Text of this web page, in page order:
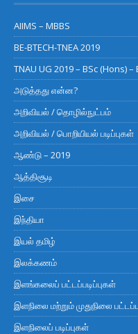
AIIMS – MBBS
BE-BTECH-TNEA 2019
TNAU UG 2019 – BSc (Hons) –
அடுத்தது என்ன?
அறிவியல் / தொழில்நுட்பம்
அறிவியல் / பொறியியல் படிப்புகள்
ஆண்டு – 2019
ஆத்திசூடி
இசை
இந்தியா
இயல் தமிழ்
இலக்கணம்
இளங்கலைப் பட்டப்படிப்புகள்
இளநிலை மற்றும் முதுநிலை
இளநிலைப் படிப்புகள்